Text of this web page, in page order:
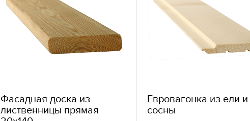
Фасадная доска из
лиственницы прямая
Евровагонка из ели и
сосны